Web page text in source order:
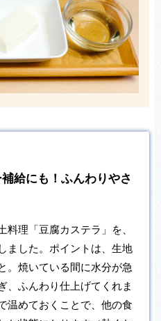
給にも！ふんわりやさ
理「豆腐カステラ」を、
ました。ポイントは、生地
。焼いている間に水分が急
、ふんわり仕上げてくれま
温めておくことで、他の食